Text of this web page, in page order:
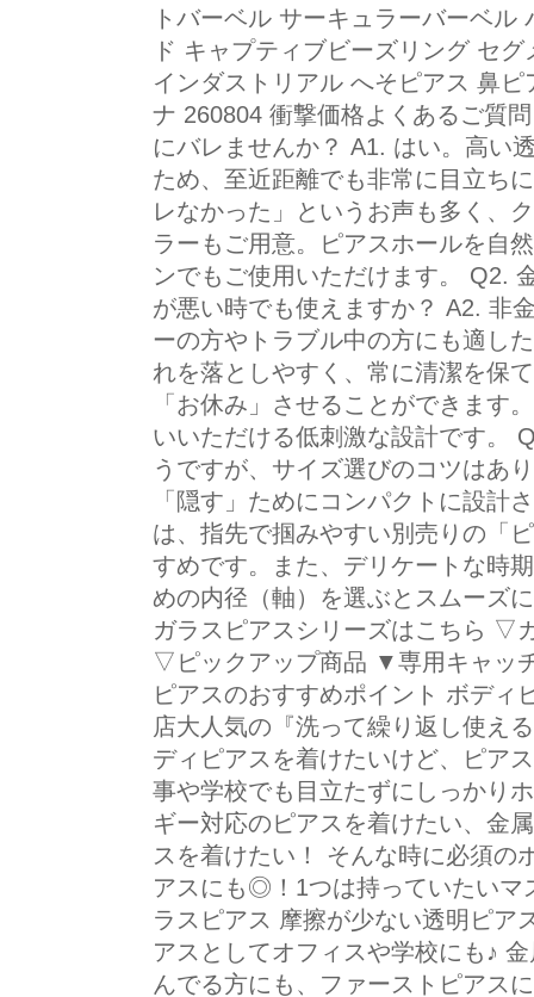
トバーベル サーキュラーバーベ
ド キャプティブビーズリング セ
インダストリアル へそピアス 鼻
ナ 260804 衝撃価格よくあるご質
にバレませんか？ A1. はい。高い
ため、至近距離でも非常に目立ち
レなかった」というお声も多く、
ラーもご用意。ピアスホールを自
ンでもご使用いただけます。 Q2.
が悪い時でも使えますか？ A2. 非
ーの方やトラブル中の方にも適し
れを落としやすく、常に清潔を保
「お休み」させることができます
いいただける低刺激な設計です。
うですが、サイズ選びのコツはあ
「隠す」ためにコンパクトに設計
は、指先で掴みやすい別売りの「
すめです。また、デリケートな時
めの内径（軸）を選ぶとスムーズ
ガラスピアスシリーズはこちら ▽
▽ピックアップ商品 ▼専用キャッ
ピアスのおすすめポイント ボディ
店大人気の『洗って繰り返し使え
ディピアスを着けたいけど、ピア
事や学校でも目立たずにしっかり
ギー対応のピアスを着けたい、金
スを着けたい！ そんな時に必須の
アスにも◎！1つは持っていたい
ラスピアス 摩擦が少ない透明ピア
アスとしてオフィスや学校にも♪
んでる方にも、ファーストピアス